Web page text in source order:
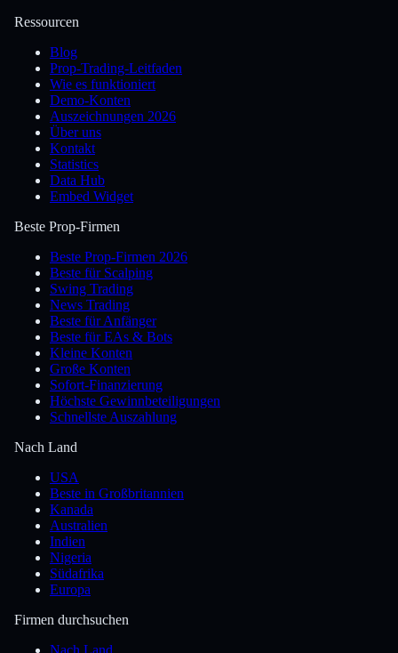
Ressourcen
Blog
Prop-Trading-Leitfaden
Wie es funktioniert
Demo-Konten
Auszeichnungen 2026
Über uns
Kontakt
Statistics
Data Hub
Embed Widget
Beste Prop-Firmen
Beste Prop-Firmen 2026
Beste für Scalping
Swing Trading
News Trading
Beste für Anfänger
Beste für EAs & Bots
Kleine Konten
Große Konten
Sofort-Finanzierung
Höchste Gewinnbeteiligungen
Schnellste Auszahlung
Nach Land
USA
Beste in Großbritannien
Kanada
Australien
Indien
Nigeria
Südafrika
Europa
Firmen durchsuchen
Nach Land